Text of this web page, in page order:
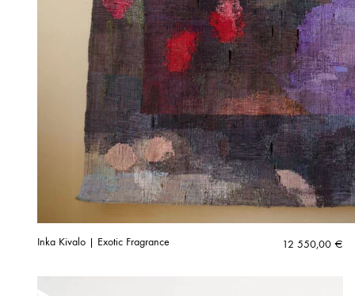
Inka Kivalo | Exotic Fragrance 12 550,00 €